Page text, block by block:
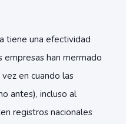
tiene una efectividad
han mermado
en cuando las
antes), incluso al
registros nacionales